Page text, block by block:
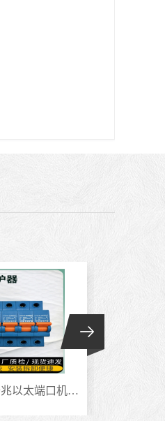
飞纳得EPP10MS千兆以太端口机柜II级弱电浪涌电涌光伏